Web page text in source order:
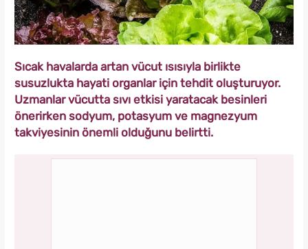
Sıcak havalarda artan vücut ısısıyla birlikte
susuzlukta hayati organlar için tehdit oluşturuyor.
Uzmanlar vücutta sıvı etkisi yaratacak besinleri
önerirken sodyum, potasyum ve magnezyum
takviyesinin önemli olduğunu belirtti.